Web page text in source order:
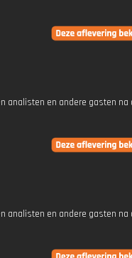
analisten en andere gasten na
analisten en andere gasten na